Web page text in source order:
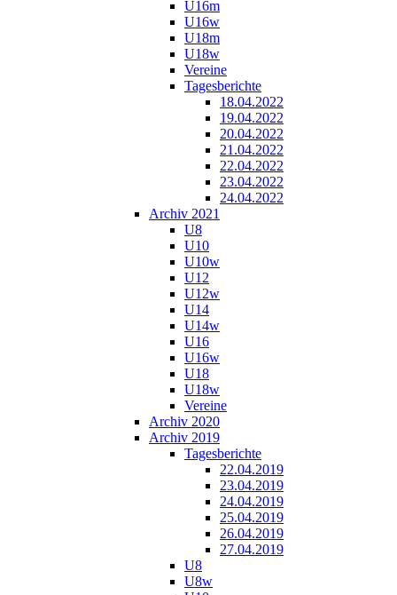
U16m
U16w
U18m
U18w
Vereine
Tagesberichte
18.04.2022
19.04.2022
20.04.2022
21.04.2022
22.04.2022
23.04.2022
24.04.2022
Archiv 2021
U8
U10
U10w
U12
U12w
U14
U14w
U16
U16w
U18
U18w
Vereine
Archiv 2020
Archiv 2019
Tagesberichte
22.04.2019
23.04.2019
24.04.2019
25.04.2019
26.04.2019
27.04.2019
U8
U8w